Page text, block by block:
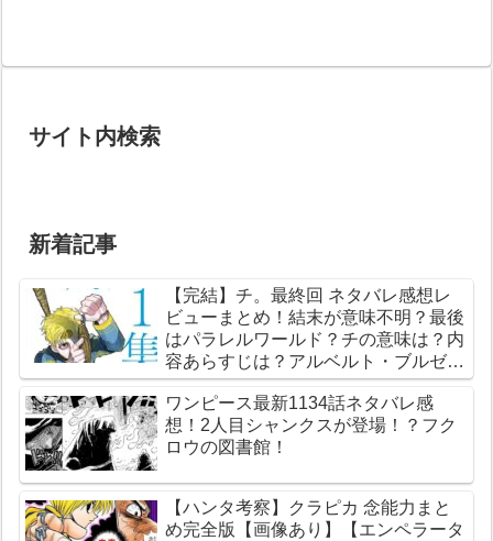
サイト内検索
新着記事
【完結】チ。最終回 ネタバレ感想レ
ビューまとめ！結末が意味不明？最後
はパラレルワールド？チの意味は？内
容あらすじは？アルベルト・ブルゼフ
スキとは？【総合評価評判】【地球の
運動について】
ワンピース最新1134話ネタバレ感
想！2人目シャンクスが登場！？フク
ロウの図書館！
【ハンタ考察】クラピカ 念能力まと
め完全版【画像あり】【エンペラータ